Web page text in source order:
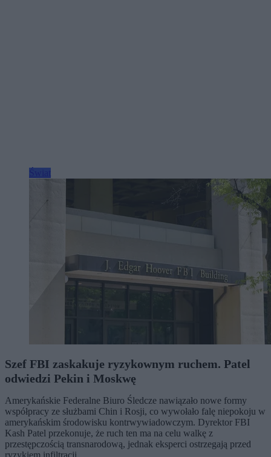
Szef FBI zaskakuje ryzykownym ruchem. Patel
odwiedzi Pekin i Moskwę
Amerykańskie Federalne Biuro Śledcze nawiązało nowe formy
współpracy ze służbami Chin i Rosji, co wywołało falę niepokoju w
amerykańskim środowisku kontrwywiadowczym. Dyrektor FBI
Kash Patel przekonuje, że ruch ten ma na celu walkę z
przestępczością transnarodową, jednak eksperci ostrzegają przed
ryzykiem infiltracji.